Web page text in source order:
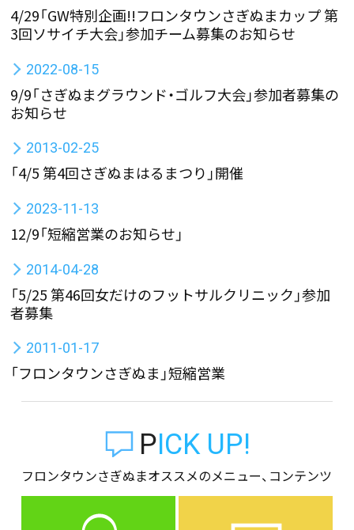
4/29「GW特別企画!!フロンタウンさぎぬまカップ 第
3回ソサイチ大会」参加チーム募集のお知らせ
2022-08-15
9/9「さぎぬまグラウンド・ゴルフ大会」参加者募集の
お知らせ
2013-02-25
「4/5 第4回さぎぬまはるまつり」開催
2023-11-13
12/9「短縮営業のお知らせ」
2014-04-28
「5/25 第46回女だけのフットサルクリニック」参加
者募集
2011-01-17
「フロンタウンさぎぬま」短縮営業
PICK UP!
フロンタウンさぎぬまオススメのメニュー、コンテンツ